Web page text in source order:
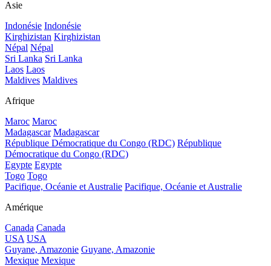
Asie
Indonésie Indonésie
Kirghizistan Kirghizistan
Népal Népal
Sri Lanka Sri Lanka
Laos Laos
Maldives Maldives
Afrique
Maroc Maroc
Madagascar Madagascar
République Démocratique du Congo (RDC) République
Démocratique du Congo (RDC)
Egypte Egypte
Togo Togo
Pacifique, Océanie et Australie Pacifique, Océanie et Australie
Amérique
Canada Canada
USA USA
Guyane, Amazonie Guyane, Amazonie
Mexique Mexique